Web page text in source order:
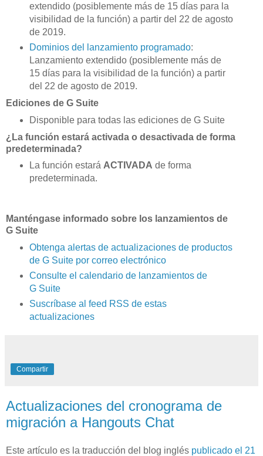
extendido (posiblemente más de 15 días para la
visibilidad de la función) a partir del 22 de agosto
de 2019.
Dominios del lanzamiento programado:
Lanzamiento extendido (posiblemente más de
15 días para la visibilidad de la función) a partir
del 22 de agosto de 2019.
Ediciones de G Suite
Disponible para todas las ediciones de G Suite
¿La función estará activada o desactivada de forma
predeterminada?
La función estará ACTIVADA de forma
predeterminada.
Manténgase informado sobre los lanzamientos de
G Suite
Obtenga alertas de actualizaciones de productos
de G Suite por correo electrónico
Consulte el calendario de lanzamientos de
G Suite
Suscríbase al feed RSS de estas
actualizaciones
Compartir
Actualizaciones del cronograma de
migración a Hangouts Chat
Este artículo es la traducción del blog inglés publicado el 21